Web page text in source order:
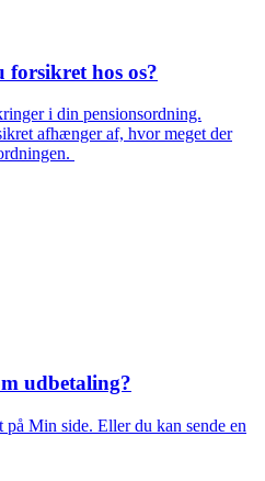
hos os?
i din pensionsordning.
afhænger af, hvor meget der
udbetaling?
på Min side. Eller du kan sende en